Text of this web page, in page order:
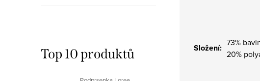
Top 10 produktů Složení: 73%
20%